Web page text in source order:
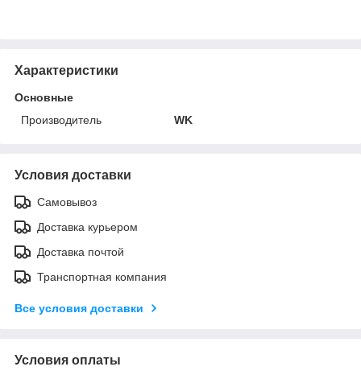
Характеристики
Основные
Производитель
WK
Условия доставки
Самовывоз
Доставка курьером
Доставка почтой
Транспортная компания
Все условия доставки
Условия оплаты